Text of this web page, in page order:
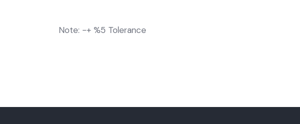
Note: -+ %5 Tolerance